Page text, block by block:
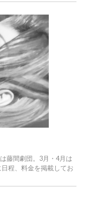
藤間劇団。3月・4月は
程、料金を掲載してお